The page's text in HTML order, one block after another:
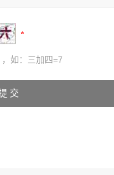
如：三加四=7